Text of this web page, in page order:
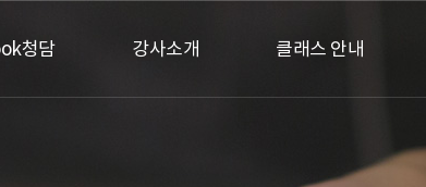
청담 강사소개 클래스 안내